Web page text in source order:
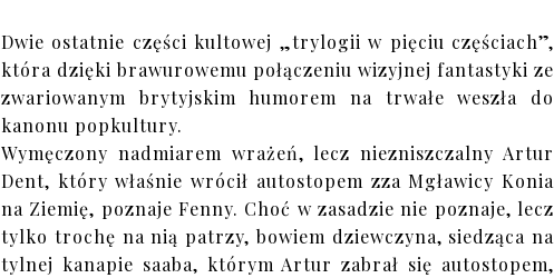
Dwie ostatnie części kultowej „trylogii w pięciu częściach”,
która dzięki brawurowemu połączeniu wizyjnej fantastyki ze
zwariowanym brytyjskim humorem na trwałe weszła do
kanonu popkultury.
Wymęczony nadmiarem wrażeń, lecz niezniszczalny Artur
Dent, który właśnie wrócił autostopem zza Mgławicy Konia
na Ziemię, poznaje Fenny. Choć w zasadzie nie poznaje, lecz
tylko trochę na nią patrzy, bowiem dziewczyna, siedząca na
tylnej kanapie saaba, którym Artur zabrał się autostopem,